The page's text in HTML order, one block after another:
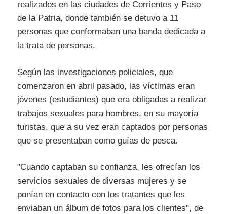
realizados en las ciudades de Corrientes y Paso
de la Patria, donde también se detuvo a 11
personas que conformaban una banda dedicada a
la trata de personas.
Según las investigaciones policiales, que
comenzaron en abril pasado, las víctimas eran
jóvenes (estudiantes) que era obligadas a realizar
trabajos sexuales para hombres, en su mayoría
turistas, que a su vez eran captados por personas
que se presentaban como guías de pesca.
"Cuando captaban su confianza, les ofrecían los
servicios sexuales de diversas mujeres y se
ponían en contacto con los tratantes que les
enviaban un álbum de fotos para los clientes", de